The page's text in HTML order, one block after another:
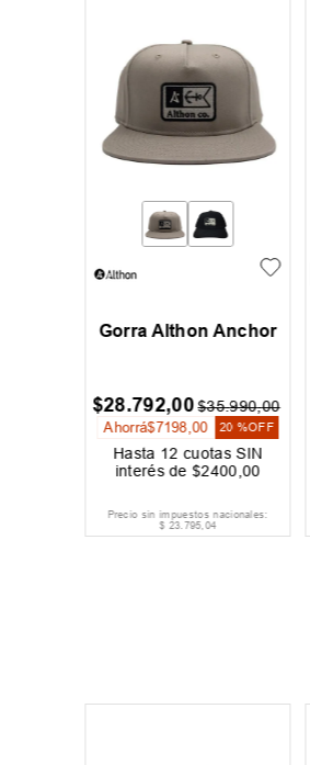
Gorra Althon Anchor
$28.792,00 $35.990,00
Ahorrá$7198 ,00 20 %OFF
Hasta 12 cuotas SIN
interés de$2400 ,00
Precio sin impuestos nacionales:
$ 23.795,04